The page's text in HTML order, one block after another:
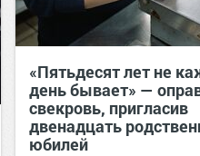
«Пятьдесят лет не
день бывает» —
свекровь, пригласив
двенадцать
юбилей